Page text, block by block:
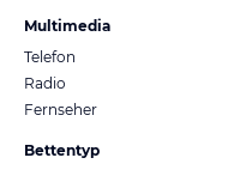
Multimedia
Telefon
Radio
Fernseher
Bettentyp